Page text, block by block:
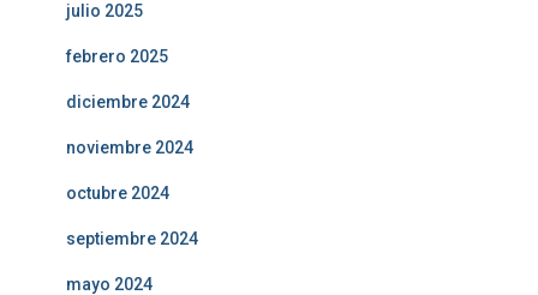
julio 2025
febrero 2025
diciembre 2024
noviembre 2024
octubre 2024
septiembre 2024
mayo 2024